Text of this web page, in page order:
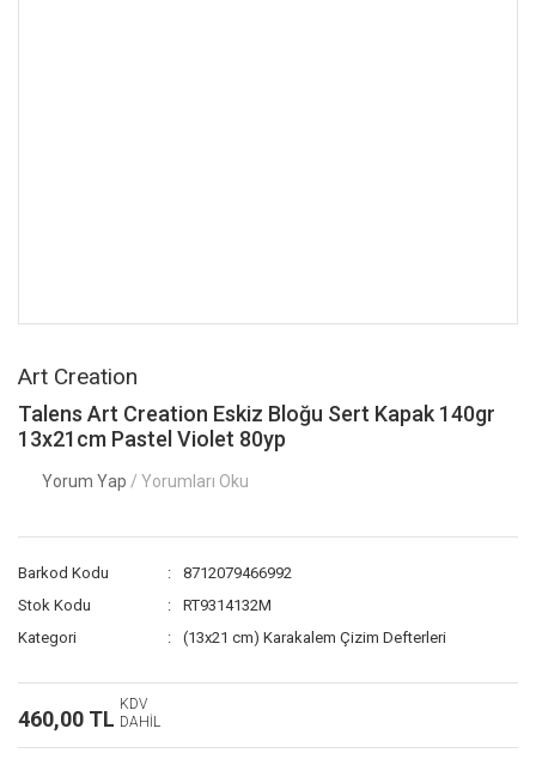
Art Creation
Talens Art Creation Eskiz Bloğu Sert Kapak 140gr
13x21cm Pastel Violet 80yp
Yorum Yap / Yorumları Oku
Barkod Kodu
8712079466992
Stok Kodu
RT9314132M
Kategori
(13x21 cm) Karakalem Çizim Defterleri
460,00 TL
KDV
DAHİL